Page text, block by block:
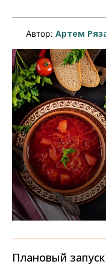
Автор: Артем
Плановый